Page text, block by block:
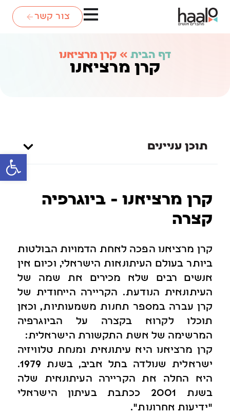
פתח
צור קשר
דף הבית » קרן מרציאנו
קרן מרציאנו
תוכן עניינים
קרן מרציאנו - ביוגרפיה
קצרה
קרן מרציאנו הפכה לאחת הדמויות הבולטות
ביותר בעולם העיתונאות הישראלי, וכיום אין
אנשים רבים שלא מכירים את שמה של
העיתונאית הנודעת. הקריירה הייחודית של
קרן עברה במספר תחנות משמעותיות, וכאן
תוכלו לקרוא בקצרה על הביוגרפיה
המרשימה של אשת התקשורת הישראלית:
קרן מרציאנו היא עיתונאית ומנחת טלוויזיה
ישראלית שנולדה בתל אביב, בשנת 1979.
היא החלה את הקריירה העיתונאית שלה
בשנת 2001 ככתבת בעיתון הישראלי
"ידיעות אחרונות".